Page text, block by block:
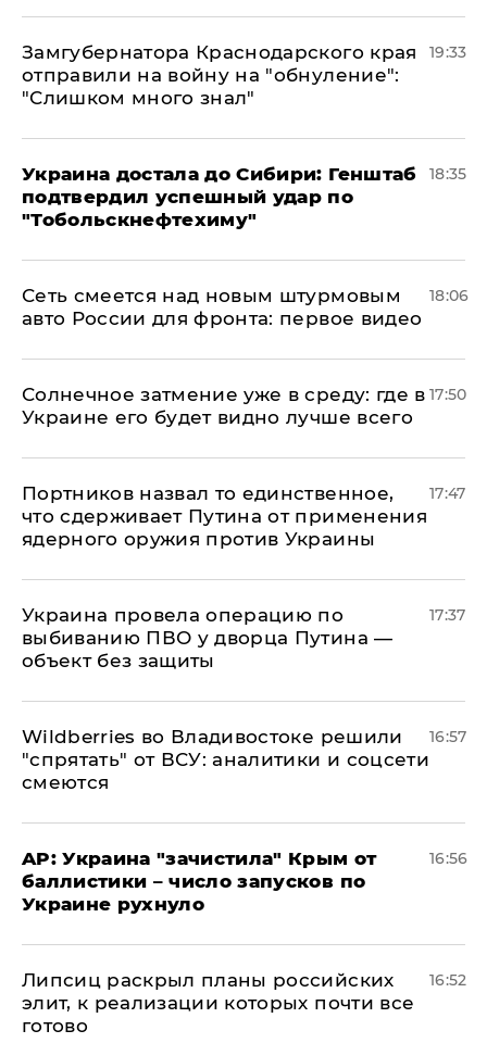
Замгубернатора Краснодарского края
отправили на войну на "обнуление":
"Слишком много знал"
19:33
Украина достала до Сибири: Генштаб
подтвердил успешный удар по
"Тобольскнефтехиму"
18:35
Сеть смеется над новым штурмовым
авто России для фронта: первое видео
18:06
​Солнечное затмение уже в среду: где в
Украине его будет видно лучше всего
17:50
Портников назвал то единственное,
что сдерживает Путина от применения
ядерного оружия против Украины
17:47
Украина провела операцию по
выбиванию ПВО у дворца Путина —
объект без защиты
17:37
Wildberries во Владивостоке решили
"спрятать" от ВСУ: аналитики и соцсети
смеются
16:57
AP: Украина "зачистила" Крым от
баллистики – число запусков по
Украине рухнуло
16:56
Липсиц раскрыл планы российских
элит, к реализации которых почти все
готово
16:52